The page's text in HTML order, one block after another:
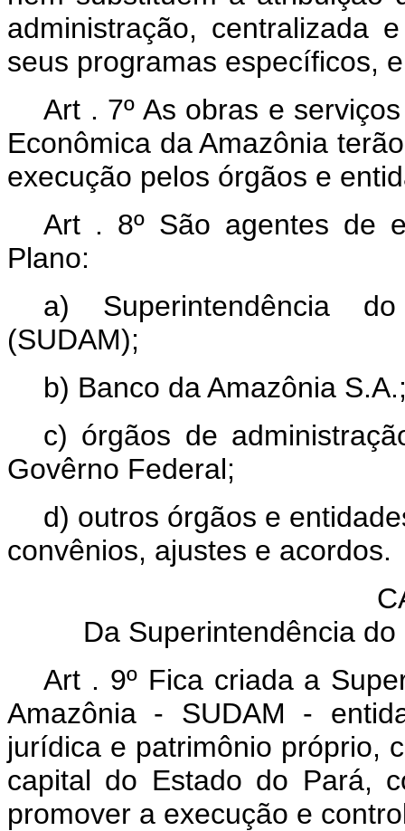
administração, centralizada
seus programas específicos,
Art . 7º As obras e
Econômica da Amazônia
execução pelos órgãos e
Art . 8º São agentes de
Plano:
a) Superintendência
(SUDAM);
b) Banco da Amazônia
c) órgãos de
Govêrno Federal;
d) outros órgãos e
convênios, ajustes e acordos.
Da Superintendência
Art . 9º Fica criada a
Amazônia - SUDAM -
jurídica e patrimônio próprio,
capital do Estado do Pará,
promover a execução e